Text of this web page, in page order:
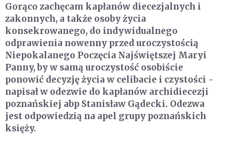
Gorąco zachęcam kapłanów diecezjalnych i
zakonnych, a także osoby życia
konsekrowanego, do indywidualnego
odprawienia nowenny przed uroczystością
Niepokalanego Poczęcia Najświętszej Maryi
Panny, by w samą uroczystość osobiście
ponowić decyzję życia w celibacie i czystości -
napisał w odezwie do kapłanów archidiecezji
poznańskiej abp Stanisław Gądecki. Odezwa
jest odpowiedzią na apel grupy poznańskich
księży.